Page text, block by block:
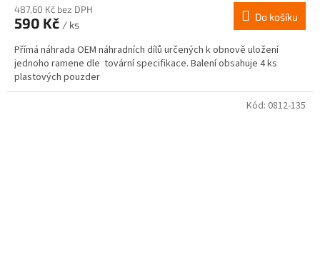
487,60 Kč bez DPH
590 Kč / ks
Do košíku
Přímá náhrada OEM náhradních dílů určených k obnově uložení
jednoho ramene dle tovární specifikace. Balení obsahuje 4 ks
plastových pouzder
Kód: 0812-135